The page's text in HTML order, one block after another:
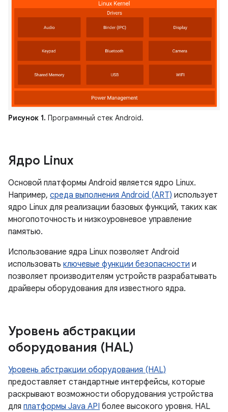
Рисунок 1. Программный стек Android.
Ядро Linux
Основой платформы Android является ядро ​​Linux.
Например, среда выполнения Android (ART) использует
ядро ​​Linux для реализации базовых функций, таких как
многопоточность и низкоуровневое управление
памятью.
Использование ядра Linux позволяет Android
использовать ключевые функции безопасности и
позволяет производителям устройств разрабатывать
драйверы оборудования для известного ядра.
Уровень абстракции
оборудования (HAL)
Уровень абстракции оборудования (HAL)
предоставляет стандартные интерфейсы, которые
раскрывают возможности оборудования устройства
для платформы Java API более высокого уровня. HAL